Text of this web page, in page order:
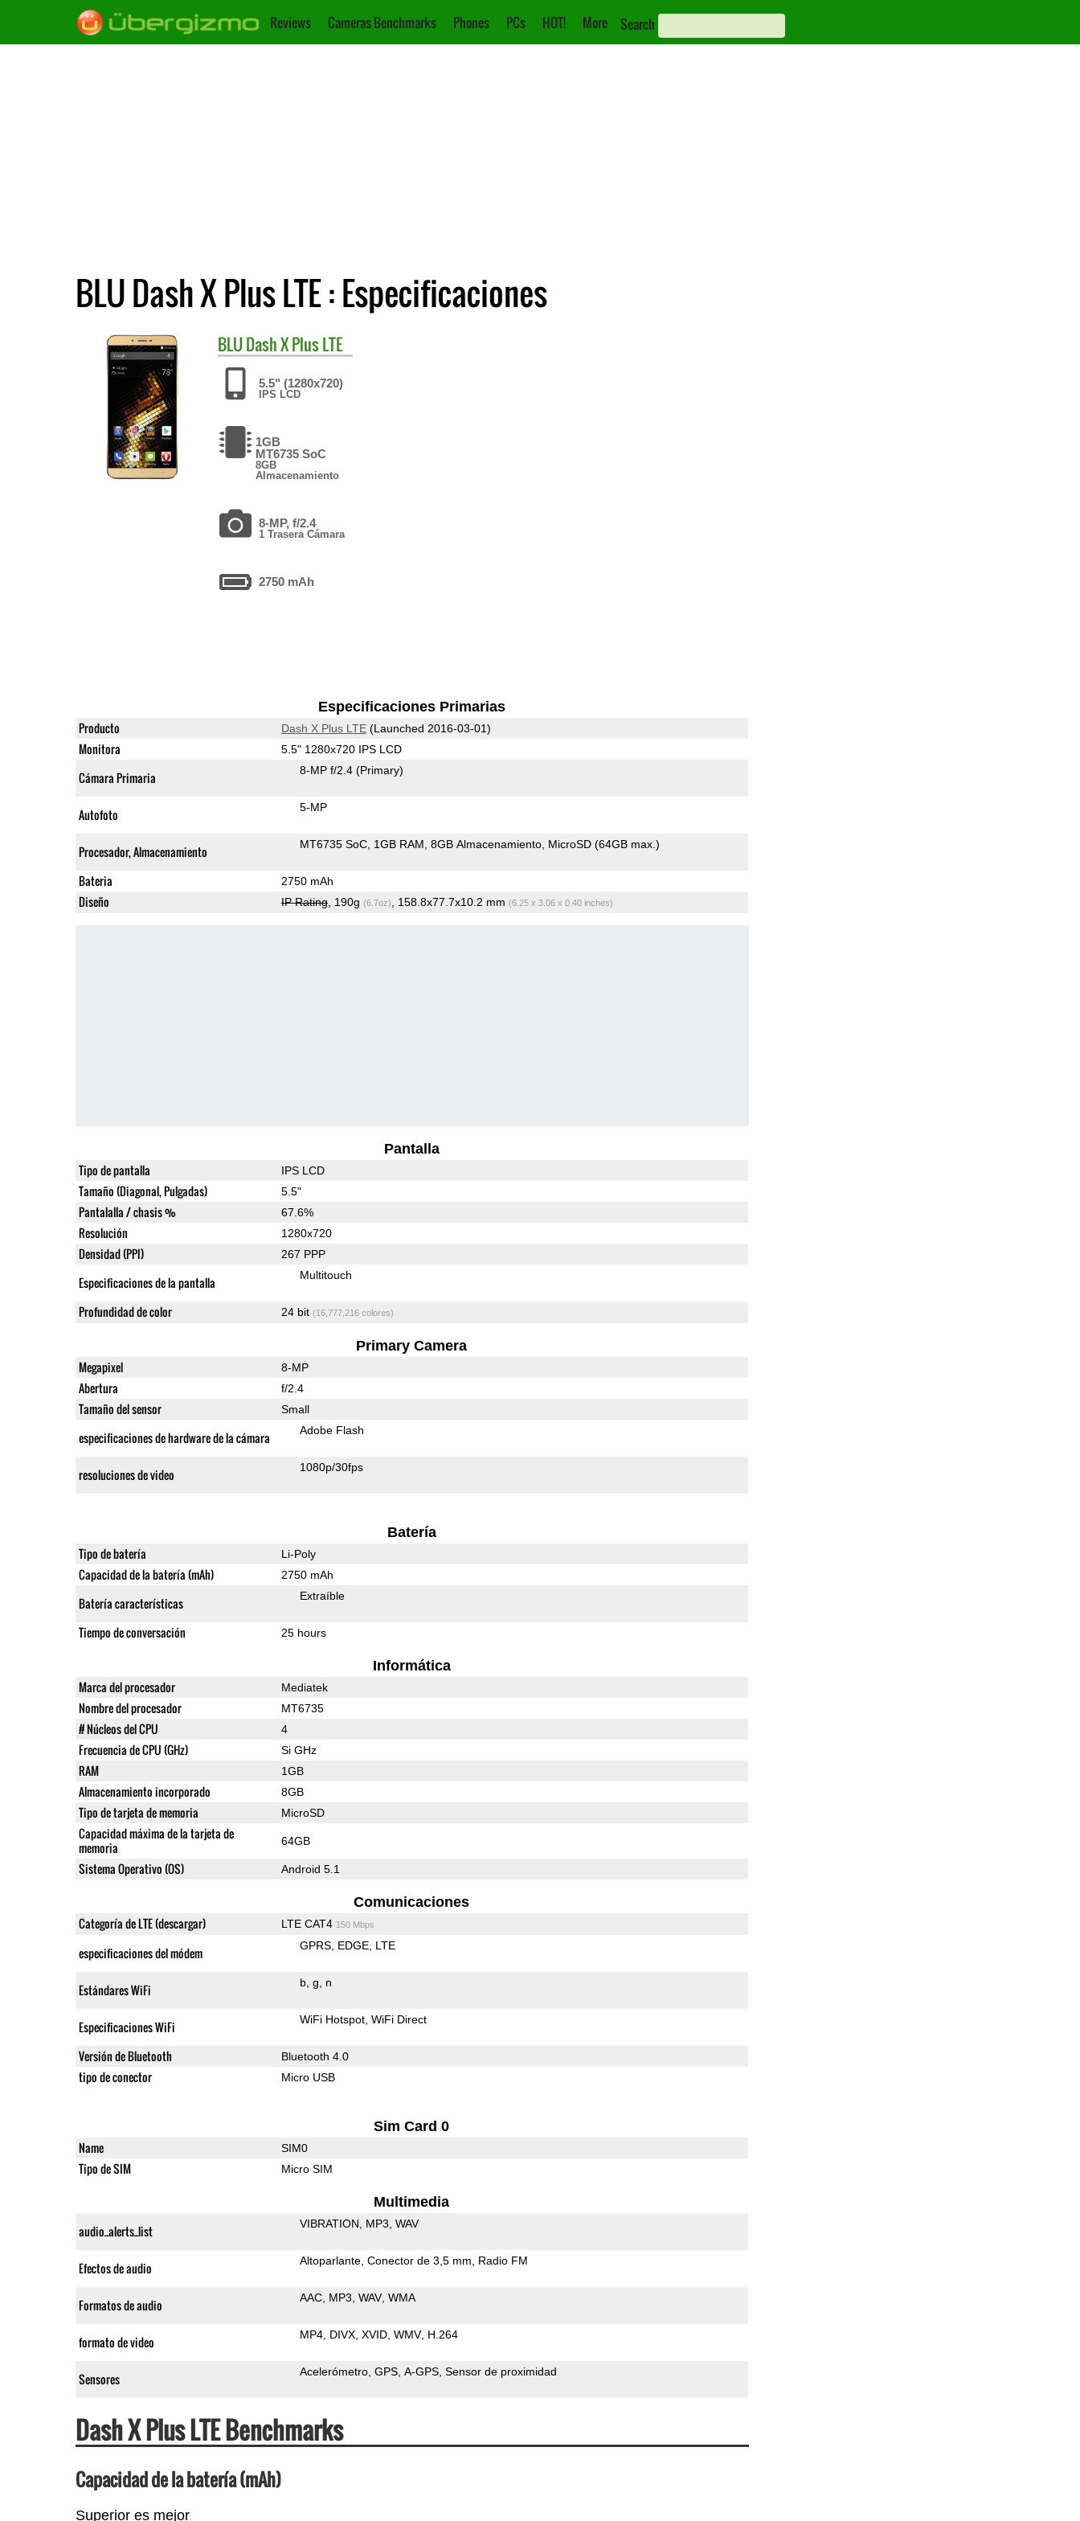
Reviews Cameras Benchmarks Phones PCs HOT! More Search
BLU Dash X Plus LTE : Especificaciones
BLUDash X Plus LTE
5.5" (1280x720)
IPS LCD
1GB
MT6735 SoC
8GB
Almacenamiento
8-MP, f/2.4
1 Trasera Cámara
2750 mAh
Especificaciones Primarias
Producto Dash X Plus LTE(Launched 2016-03-01)
Monitora 5.5" 1280x720 IPS LCD
Cámara Primaria 8-MP f/2.4 (Primary)
Autofoto 5-MP
Procesador, Almacenamiento MT6735 SoC 1GB RAM 8GB Almacenamiento MicroSD (64GB max.)
Bateria 2750 mAh
Diseño IP Rating, 190g (6.7oz) , 158.8x77.7x10.2 mm (6.25 x 3.06 x 0.40 inches)
Pantalla
Tipo de pantalla IPS LCD
Tamaño (Diagonal, Pulgadas) 5.5"
Pantalalla / chasis % 67.6%
Resolución 1280x720
Densidad (PPI) 267 PPP
Especificaciones de la pantalla Multitouch
Profundidad de color 24 bit (16,777,216 colores)
Primary Camera
Megapixel 8-MP
Abertura f/2.4
Tamaño del sensor Small
especificaciones de hardware de la cámara Adobe Flash
resoluciones de video 1080p/30fps
Batería
Tipo de batería Li-Poly
Capacidad de la batería (mAh) 2750 mAh
Batería características Extraíble
Tiempo de conversación 25 hours
Informática
Marca del procesador Mediatek
Nombre del procesador MT6735
# Núcleos del CPU 4
Frecuencia de CPU (GHz) Si GHz
RAM 1GB
Almacenamiento incorporado 8GB
Tipo de tarjeta de memoria MicroSD
Capacidad máxima de la tarjeta de
memoria
64GB
Sistema Operativo (OS) Android 5.1
Comunicaciones
Categoría de LTE (descargar) LTE CAT4 150 Mbps
especificaciones del módem GPRS EDGE LTE
Estándares WiFi b g n
Especificaciones WiFi WiFi Hotspot WiFi Direct
Versión de Bluetooth Bluetooth 4.0
tipo de conector Micro USB
Sim Card 0
Name SIM0
Tipo de SIM Micro SIM
Multimedia
audio_alerts_list VIBRATION MP3 WAV
Efectos de audio Altoparlante Conector de 3,5 mm Radio FM
Formatos de audio AAC MP3 WAV WMA
formato de video MP4 DIVX XVID WMV H.264
Sensores Acelerómetro GPS A-GPS Sensor de proximidad
Dash X Plus LTE Benchmarks
Capacidad de la batería (mAh)
Superior es mejor